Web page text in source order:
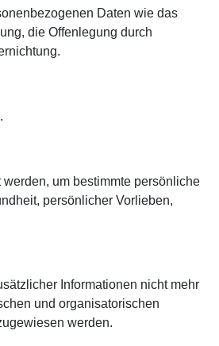
Daten wie das
die Offenlegung durch
um bestimmte persönliche
persönlicher Vorlieben,
Informationen nicht mehr
und organisatorischen
werden.